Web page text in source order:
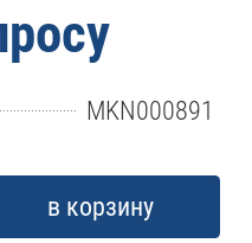
MKN000891